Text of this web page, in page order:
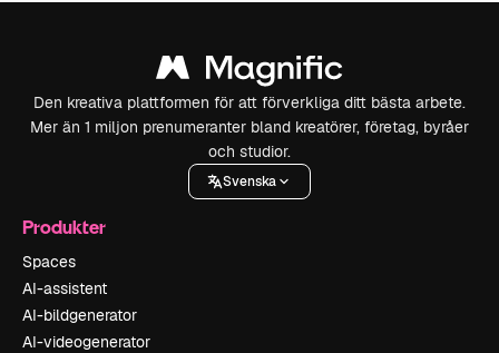
Den kreativa plattformen för att förverkliga ditt bästa arbete.
Mer än 1 miljon prenumeranter bland kreatörer, företag, byråer
och studior.
Svenska
Produkter
Spaces
AI-assistent
AI-bildgenerator
AI-videogenerator